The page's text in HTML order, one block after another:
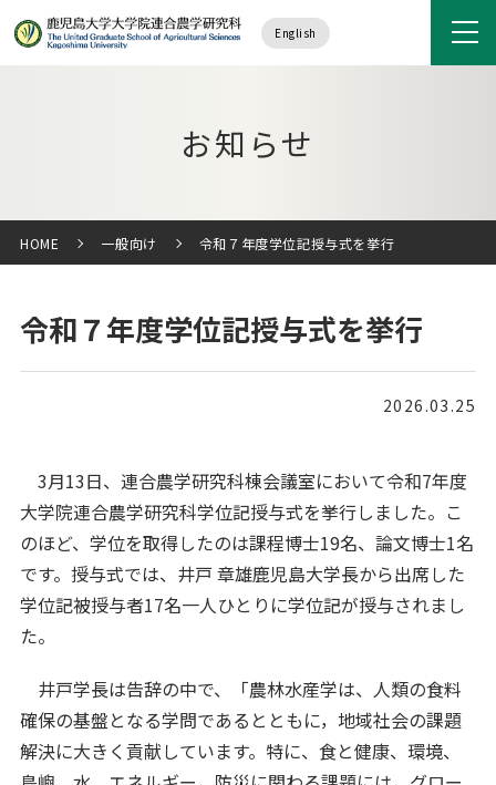
English
お知らせ
HOME 一般向け 令和７年度学位記授与式を挙行
令和７年度学位記授与式を挙行
2026.03.25
3月13日、連合農学研究科棟会議室において令和7年度
大学院連合農学研究科学位記授与式を挙行しました。こ
のほど、学位を取得したのは課程博士19名、論文博士1名
です。授与式では、井戸 章雄鹿児島大学長から出席した
学位記被授与者17名一人ひとりに学位記が授与されまし
た。
井戸学長は告辞の中で、「農林水産学は、人類の食料
確保の基盤となる学問であるとともに，地域社会の課題
解決に大きく貢献しています。特に、食と健康、環境、